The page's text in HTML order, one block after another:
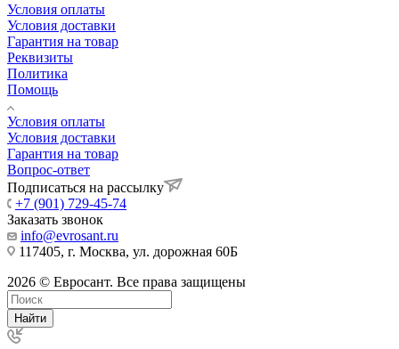
Условия оплаты
Условия доставки
Гарантия на товар
Реквизиты
Политика
Помощь
Условия оплаты
Условия доставки
Гарантия на товар
Вопрос-ответ
Подписаться на рассылку
+7 (901) 729-45-74
Заказать звонок
info@evrosant.ru
117405, г. Москва, ул. дорожная 60Б
2026 © Евросант. Все права защищены
Найти